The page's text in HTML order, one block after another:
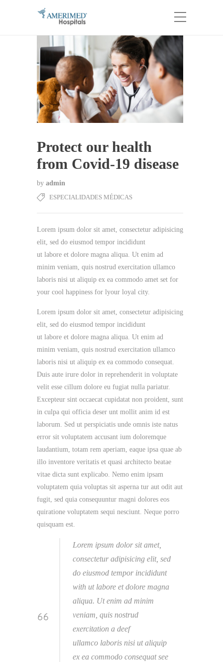
Protect our health
from Covid-19 disease
by admin
ESPECIALIDADES MÉDICAS
Lorem ipsum dolor sit amet, consectetur adipisicing
elit, sed do eiusmod tempor incididunt
ut labore et dolore magna aliqua. Ut enim ad
minim veniam, quis nostrud exercitation ullamco
laboris nisi ut aliquip ex ea commodo amet set for
your cool happiness for lyour loyal city.
Lorem ipsum dolor sit amet, consectetur adipisicing
elit, sed do eiusmod tempor incididunt
ut labore et dolore magna aliqua. Ut enim ad
minim veniam, quis nostrud exercitation ullamco
laboris nisi ut aliquip ex ea commodo consequat.
Duis aute irure dolor in reprehenderit in voluptate
velit esse cillum dolore eu fugiat nulla pariatur.
Excepteur sint occaecat cupidatat non proident, sunt
in culpa qui officia deser unt mollit anim id est
laborum. Sed ut perspiciatis unde omnis iste natus
error sit voluptatem accusant ium doloremque
laudantium, totam rem aperiam, eaque ipsa quae ab
illo inventore veritatis et quasi architecto beatae
vitae dicta sunt explicabo. Nemo enim ipsam
voluptatem quia voluptas sit asperna tur aut odit aut
fugit, sed quia consequuntur magni dolores eos
quiratione voluptatem sequi nesciunt. Neque porro
quisquam est.
Lorem ipsum dolor sit amet,
consectetur adipisicing elit, sed
do eiusmod tempor incididunt
with ut labore et dolore magna
aliqua. Ut enim ad minim
veniam, quis nostrud
exercitation a deef
ullamco laboris nisi ut aliquip
ex ea commodo consequat see